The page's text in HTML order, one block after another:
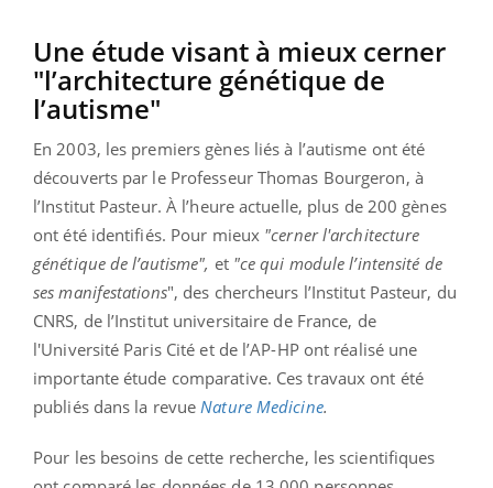
Une étude visant à mieux cerner
"l’architecture génétique de
l’autisme"
En 2003, les premiers gènes liés à l’autisme ont été
découverts par le Professeur Thomas Bourgeron, à
l’Institut Pasteur. À l’heure actuelle, plus de 200 gènes
ont été identifiés. Pour mieux "cerner l'architecture
génétique de l’autisme", et "ce qui module l’intensité de
ses manifestations", des chercheurs l’Institut Pasteur, du
CNRS, de l’Institut universitaire de France, de
l'Université Paris Cité et de l’AP-HP ont réalisé une
importante étude comparative. Ces travaux ont été
publiés dans la revueNature Medicine.
Pour les besoins de cette recherche, les scientifiques